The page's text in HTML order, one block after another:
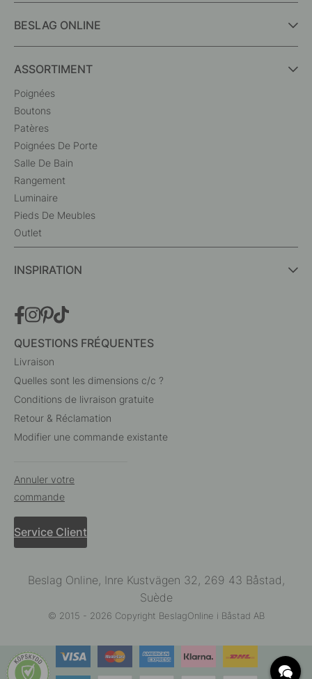
BESLAG ONLINE
ASSORTIMENT
Poignées
Boutons
Patères
Poignées De Porte
Salle De Bain
Rangement
Luminaire
Pieds De Meubles
Outlet
INSPIRATION
QUESTIONS FRÉQUENTES
Livraison
Quelles sont les dimensions c/c ?
Conditions de livraison gratuite
Retour & Réclamation
Modifier une commande existante
Annuler votre
commande
Service Client
Beslag Online, Inre Kustvägen 32, 269 43 Båstad,
Suède
© 2015 - 2026 Copyright BeslagOnline i Båstad AB